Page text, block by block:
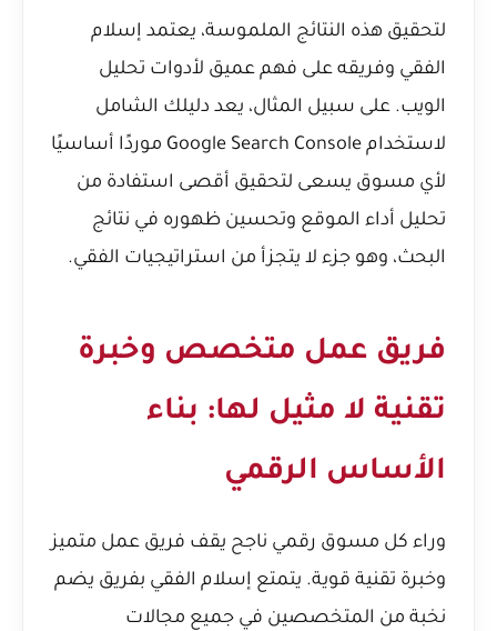
لتحقيق هذه النتائج الملموسة، يعتمد إسلام
الفقي وفريقه على فهم عميق لأدوات تحليل
الويب. على سبيل المثال، يعد دليلك الشامل
لاستخدام Google Search Console
موردًا أساسيًا
لأي مسوق يسعى لتحقيق أقصى استفادة من
تحليل أداء الموقع وتحسين ظهوره في نتائج
البحث، وهو جزء لا يتجزأ من استراتيجيات الفقي.
فريق عمل متخصص وخبرة
تقنية لا مثيل لها: بناء
الأساس الرقمي
وراء كل مسوق رقمي ناجح يقف فريق عمل متميز
وخبرة تقنية قوية. يتمتع إسلام الفقي بفريق يضم
نخبة من المتخصصين في جميع مجالات